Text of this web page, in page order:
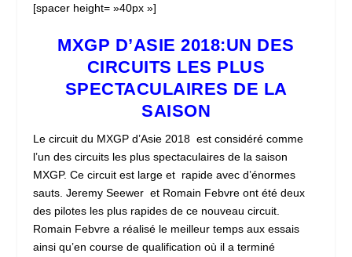
[spacer height= »40px »]
MXGP D’ASIE 2018:UN DES
CIRCUITS LES PLUS
SPECTACULAIRES DE LA
SAISON
Le circuit du MXGP d’Asie 2018 est considéré comme
l’un des circuits les plus spectaculaires de la saison
MXGP. Ce circuit est large et rapide avec d’énormes
sauts. Jeremy Seewer et Romain Febvre ont été deux
des pilotes les plus rapides de ce nouveau circuit.
Romain Febvre a réalisé le meilleur temps aux essais
ainsi qu’en course de qualification où il a terminé